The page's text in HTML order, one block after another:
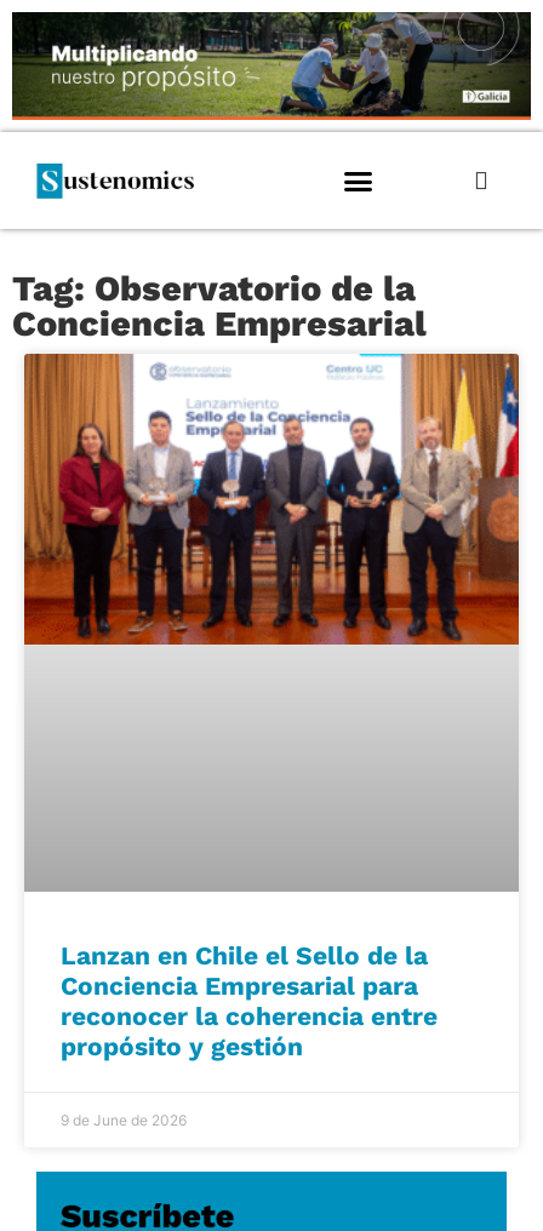
Tag: Observatorio de la
Conciencia Empresarial
Lanzan en Chile el Sello de la
Conciencia Empresarial para
reconocer la coherencia entre
propósito y gestión
9 de June de 2026